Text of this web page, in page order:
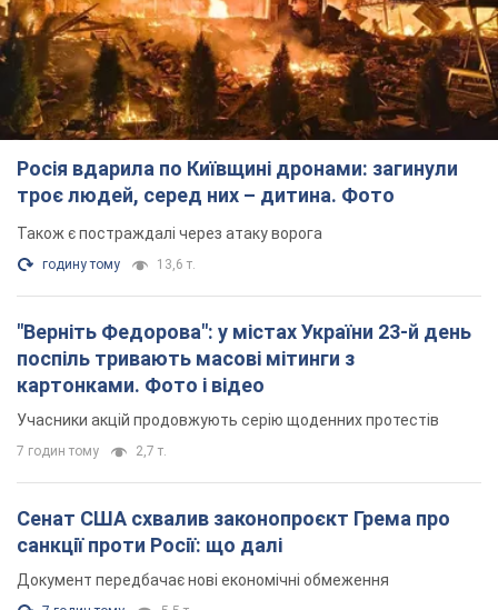
"Верніть Федорова": у містах України 23-й день
поспіль тривають масові мітинги з
картонками. Фото і відео
Учасники акцій продовжують серію щоденних протестів
7 годин тому 2,7 т.
Сенат США схвалив законопроєкт Грема про
санкції проти Росії: що далі
7 годин тому